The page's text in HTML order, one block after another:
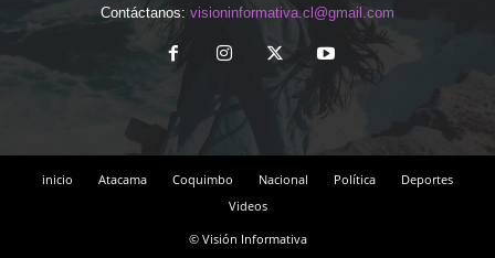
Contáctanos: visioninformativa.cl@gmail.com
inicio Atacama Coquimbo Nacional Política
Deportes
Videos
© Visión Informativa